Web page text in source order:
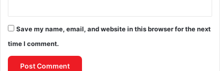
Save my name, email, and website in this browser for the next
time I comment.